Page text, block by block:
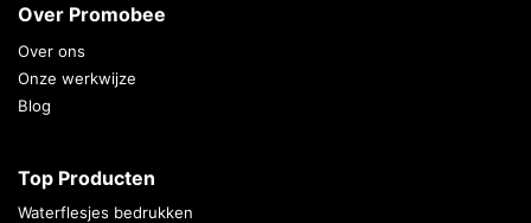
Over Promobee
Over ons
Onze werkwijze
Blog
Top Producten
Waterflesjes bedrukken